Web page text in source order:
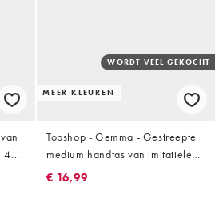
40
MEER KLEUREN
WORDT VEEL GEKOCHT
Topshop - Gemma - Gestreepte
medium handtas van imitatieleer
in roze en bruin
€ 16,99